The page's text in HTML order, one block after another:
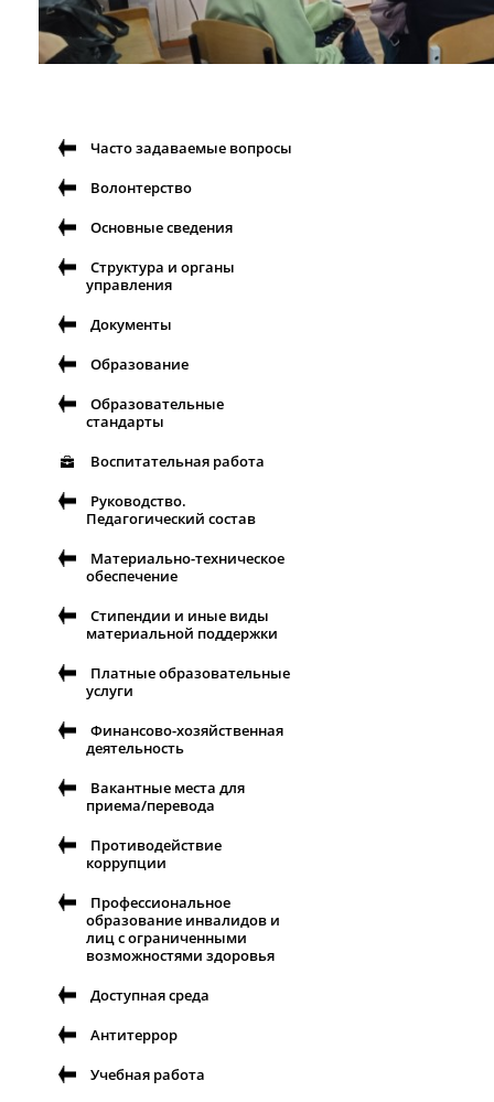
Часто задаваемые вопросы
Волонтерство
Основные сведения
Структура и органы
управления
Документы
Образование
Образовательные
стандарты
Воспитательная работа
Руководство.
Педагогический состав
Материально-техническое
обеспечение
Стипендии и иные виды
материальной поддержки
Платные образовательные
услуги
Финансово-хозяйственная
деятельность
Вакантные места для
приема/перевода
Противодействие
коррупции
Профессиональное
образование инвалидов и
лиц с ограниченными
возможностями здоровья
Доступная среда
Антитеррор
Учебная работа